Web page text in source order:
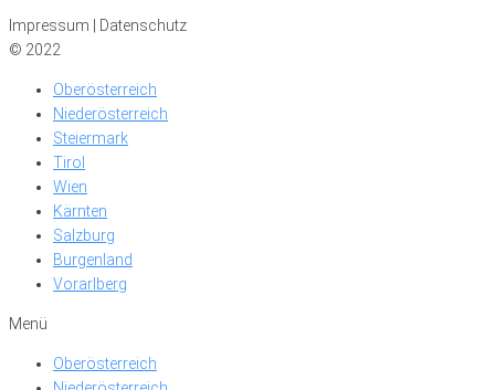
Impressum | Datenschutz
© 2022
Oberösterreich
Niederösterreich
Steiermark
Tirol
Wien
Kärnten
Salzburg
Burgenland
Vorarlberg
Menü
Oberösterreich